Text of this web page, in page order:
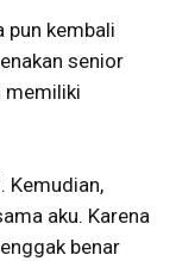
pun kembali
senior
memiliki
Kemudian,
aku. Karena
benar